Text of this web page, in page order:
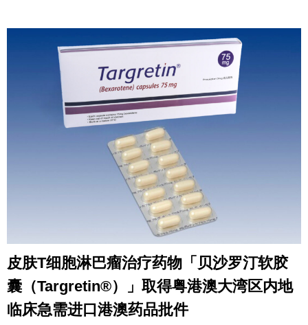
皮肤T细胞淋巴瘤治疗药物「贝沙罗汀软胶
囊（Targretin®）」取得粤港澳大湾区内地
临床急需进口港澳药品批件